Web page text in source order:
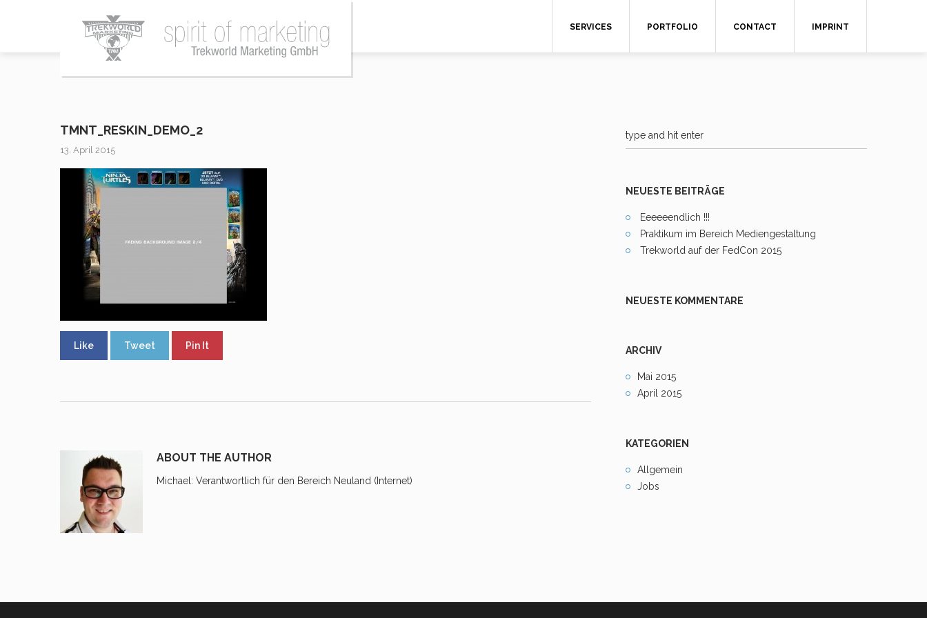
SERVICES PORTFOLIO CONTACT IMPRINT
TMNT_RESKIN_DEMO_2
13. April 2015
Like Tweet Pin It
ABOUT THE AUTHOR
Michael : Verantwortlich für den Bereich Neuland (Internet)
NEUESTE BEITRÄGE
Eeeeeendlich !!!
Praktikum im Bereich Mediengestaltung
Trekworld auf der FedCon 2015
NEUESTE KOMMENTARE
ARCHIV
Mai 2015
April 2015
KATEGORIEN
Allgemein
Jobs